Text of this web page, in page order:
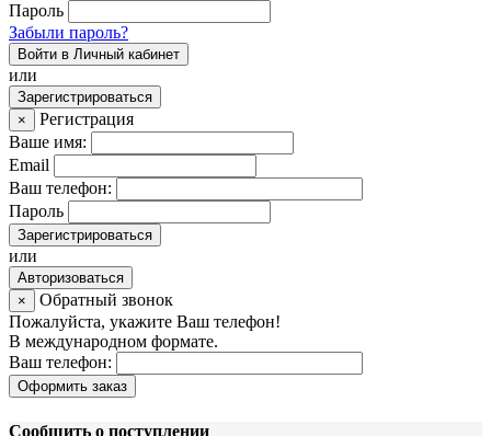
Пароль
Забыли пароль?
Войти в Личный кабинет
или
Зарегистрироваться
×
Регистрация
Ваше имя:
Email
Ваш телефон:
Пароль
Зарегистрироваться
или
Авторизоваться
×
Обратный звонок
Пожалуйста, укажите Ваш телефон!
В международном формате.
Ваш телефон:
Оформить заказ
Сообщить о поступлении